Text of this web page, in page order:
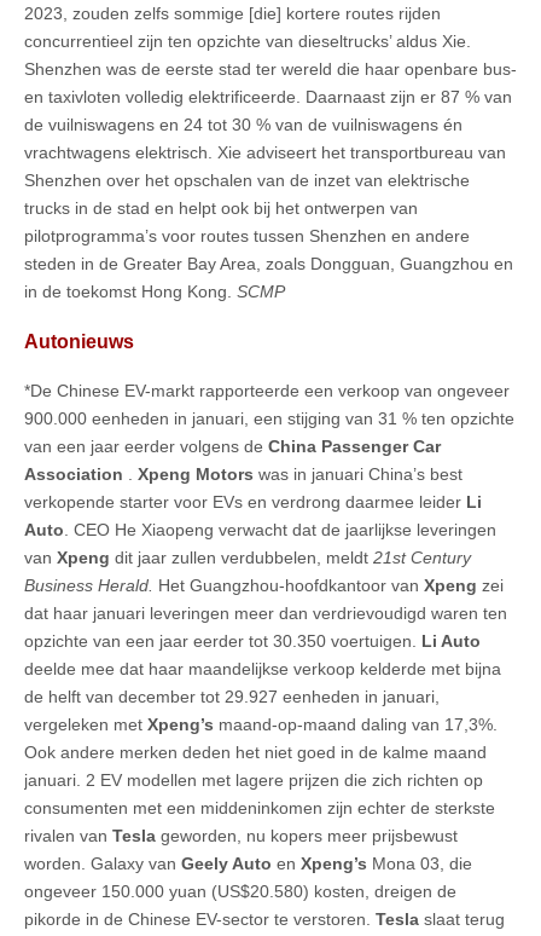
2023, zouden zelfs sommige [die] kortere routes rijden
concurrentieel zijn ten opzichte van dieseltrucks’ aldus Xie.
Shenzhen was de eerste stad ter wereld die haar openbare bus-
en taxivloten volledig elektrificeerde. Daarnaast zijn er 87 % van
de vuilniswagens en 24 tot 30 % van de vuilniswagens én
vrachtwagens elektrisch. Xie adviseert het transportbureau van
Shenzhen over het opschalen van de inzet van elektrische
trucks in de stad en helpt ook bij het ontwerpen van
pilotprogramma’s voor routes tussen Shenzhen en andere
steden in de Greater Bay Area, zoals Dongguan, Guangzhou en
in de toekomst Hong Kong. SCMP
Autonieuws
*De Chinese EV-markt rapporteerde een verkoop van ongeveer
900.000 eenheden in januari, een stijging van 31 % ten opzichte
van een jaar eerder volgens de China Passenger Car
Association . Xpeng Motors was in januari China’s best
verkopende starter voor EVs en verdrong daarmee leider Li
Auto. CEO He Xiaopeng verwacht dat de jaarlijkse leveringen
van Xpeng dit jaar zullen verdubbelen, meldt 21st Century
Business Herald. Het Guangzhou-hoofdkantoor van Xpeng zei
dat haar januari leveringen meer dan verdrievoudigd waren ten
opzichte van een jaar eerder tot 30.350 voertuigen. Li Auto
deelde mee dat haar maandelijkse verkoop kelderde met bijna
de helft van december tot 29.927 eenheden in januari,
vergeleken met Xpeng’s maand-op-maand daling van 17,3%.
Ook andere merken deden het niet goed in de kalme maand
januari. 2 EV modellen met lagere prijzen die zich richten op
consumenten met een middeninkomen zijn echter de sterkste
rivalen van Tesla geworden, nu kopers meer prijsbewust
worden. Galaxy van Geely Auto en Xpeng’s Mona 03, die
ongeveer 150.000 yuan (US$20.580) kosten, dreigen de
pikorde in de Chinese EV-sector te verstoren. Tesla slaat terug